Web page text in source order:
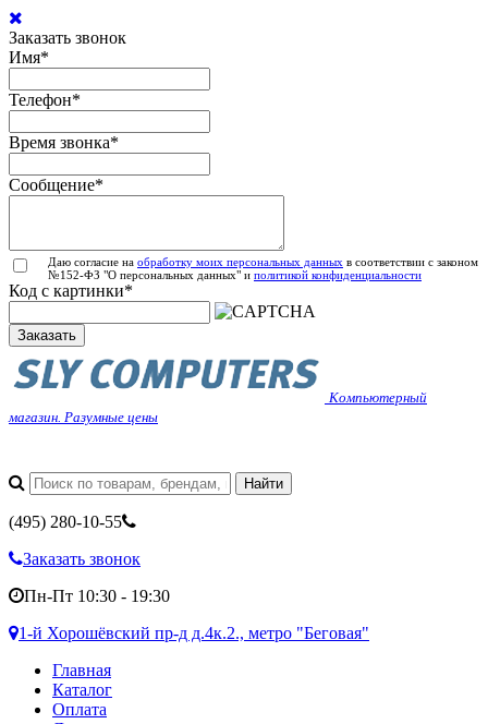
Заказать звонок
Имя*
Телефон*
Время звонка*
Сообщение*
Даю согласие на обработку моих персональных данных в соответствии с законом
№152-ФЗ "О персональных данных" и политикой конфиденциальности
Код с картинки*
Заказать
Компьютерный
магазин. Разумные цены
(495) 280-10-55
Заказать звонок
Пн-Пт 10:30 - 19:30
1-й Хорошёвский пр-д д.4к.2., метро "Беговая"
Главная
Каталог
Оплата